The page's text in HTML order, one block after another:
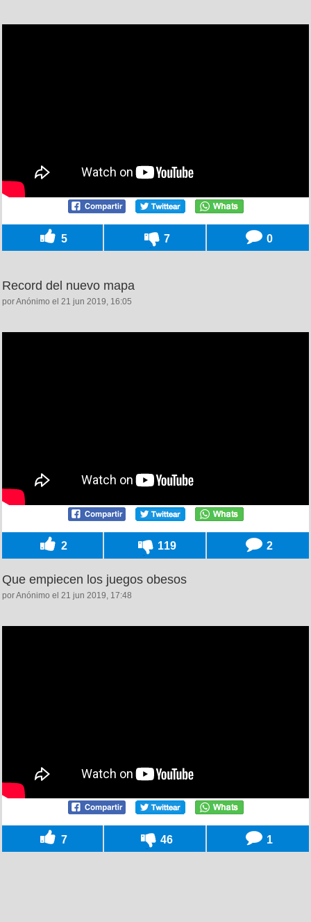
5 7 0
Record del nuevo mapa
por Anónimo el 21 jun 2019, 16:05
2 119 2
Que empiecen los juegos obesos
por Anónimo el 21 jun 2019, 17:48
7 46 1